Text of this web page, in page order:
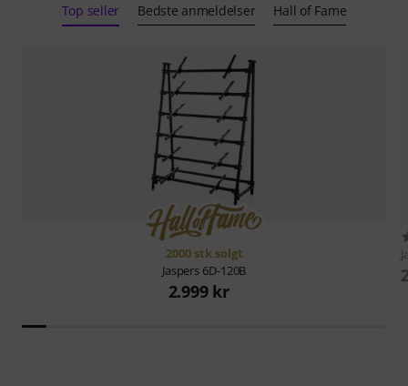
Top seller Bedste anmeldelser Hall of Fame
2000 stk solgt
Jaspers 6D-120B
2.999 kr